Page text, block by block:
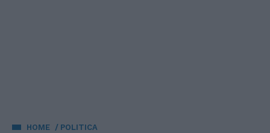
HOME POLITICA